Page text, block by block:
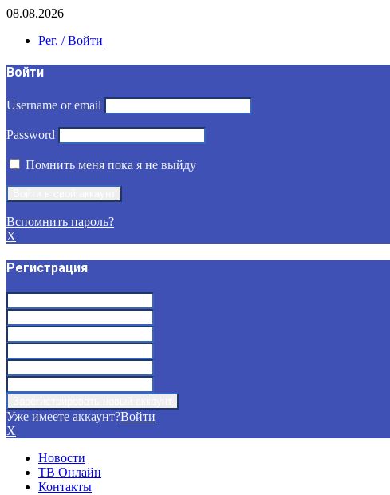
08.08.2026
Рег. / Войти
Войти
Username or email
Password
Помнить меня пока я не выйду
Вспомнить пароль?
X
Регистрация
Уже имеете аккаунт?Войти
X
Новости
ТВ Онлайн
Контакты